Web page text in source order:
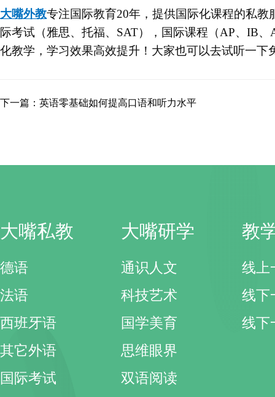
大嘴外教专注国际教育20年，提供国际化课程的私教
际考试（雅思、托福、 SAT），国际课程（AP、IB
化教学，学习效果高效提升！大家也可以去试听一下
下一篇：英语零基础如何提高口语和听力水平
大嘴私教
德语
法语
西班牙语
其它外语
国际考试
大嘴研学
通识人文
科技艺术
国学美育
思维眼界
双语阅读
教
线上
线下
线下